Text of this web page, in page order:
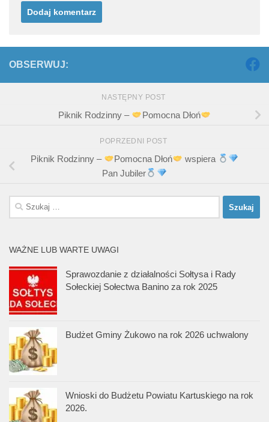
OBSERWUJ:
NASTĘPNY POST
Piknik Rodzinny – Pomocna Dłoń
POPRZEDNI POST
Piknik Rodzinny – Pomocna Dłoń
wspiera
Pan Jubiler
Szukaj:
WAŻNE LUB WARTE UWAGI
Sprawozdanie z działalności Sołtysa i Rady
Sołeckiej Sołectwa Banino za rok 2025
Budżet Gminy Żukowo na rok 2026 uchwalony
Wnioski do Budżetu Powiatu Kartuskiego na rok
2026.